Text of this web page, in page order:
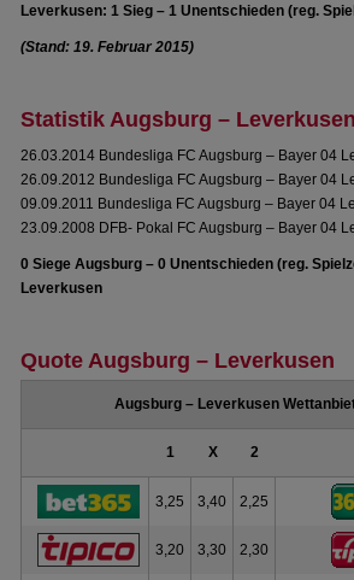
Leverkusen: 1 Sieg – 1 Unentschieden (reg.
(Stand: 19. Februar 2015)
Statistik Augsburg – Leverkusen
26.03.2014 Bundesliga FC Augsburg – Bayer 04
26.09.2012 Bundesliga FC Augsburg – Bayer 04
09.09.2011 Bundesliga FC Augsburg – Bayer 04
23.09.2008 DFB- Pokal FC Augsburg – Bayer 04
0 Siege Augsburg – 0 Unentschieden (reg.
Leverkusen
Quote Augsburg – Leverkusen
Augsburg – Leverkusen
1 X 2
3,25 3,40 2,25
3,20 3,30 2,30